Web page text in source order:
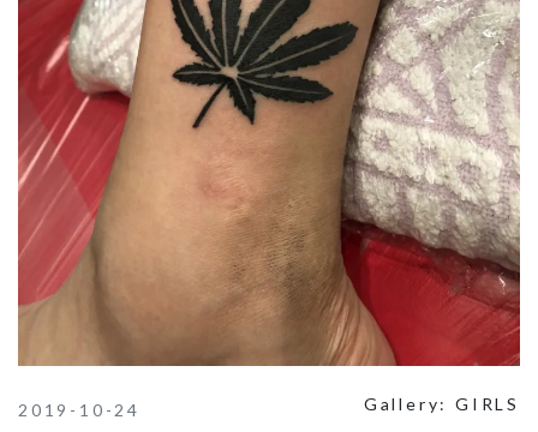
2019-10-24 Gallery: GIRLS